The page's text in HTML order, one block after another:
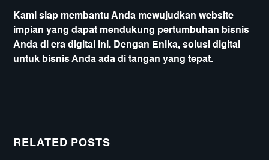
Kami siap membantu Anda mewujudkan website
impian yang dapat mendukung pertumbuhan bisnis
Anda di era digital ini. Dengan Enika, solusi digital
untuk bisnis Anda ada di tangan yang tepat.
RELATED POSTS